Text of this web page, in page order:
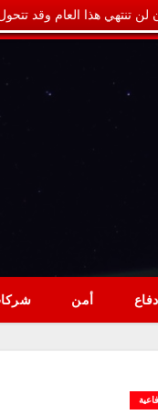
لن تنتهي هذا العام وقد
دفاع أمن